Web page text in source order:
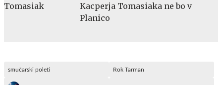
Kacperja Tomasiaka ne bo v
Planico
smučarski poleti Rok Tarman